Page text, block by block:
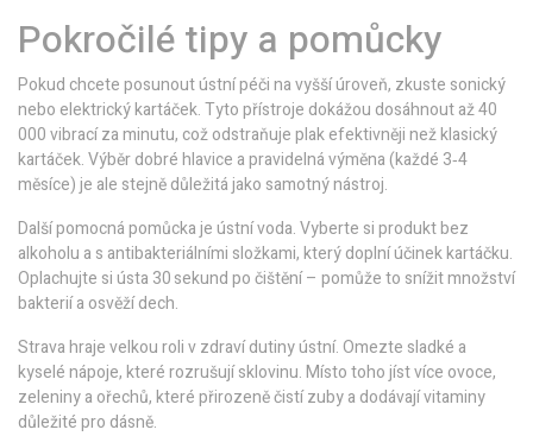
Pokročilé tipy a pomůcky
Pokud chcete posunout ústní péči na vyšší úroveň, zkuste sonický
nebo elektrický kartáček. Tyto přístroje dokážou dosáhnout až 40
000 vibrací za minutu, což odstraňuje plak efektivněji než klasický
kartáček. Výběr dobré hlavice a pravidelná výměna (každé 3‑4
měsíce) je ale stejně důležitá jako samotný nástroj.
Další pomocná pomůcka je ústní voda. Vyberte si produkt bez
alkoholu a s antibakteriálními složkami, který doplní účinek kartáčku.
Oplachujte si ústa 30 sekund po čištění – pomůže to snížit množství
bakterií a osvěží dech.
Strava hraje velkou roli v zdraví dutiny ústní. Omezte sladké a
kyselé nápoje, které rozrušují sklovinu. Místo toho jíst více ovoce,
zeleniny a ořechů, které přirozeně čistí zuby a dodávají vitaminy
důležité pro dásně.